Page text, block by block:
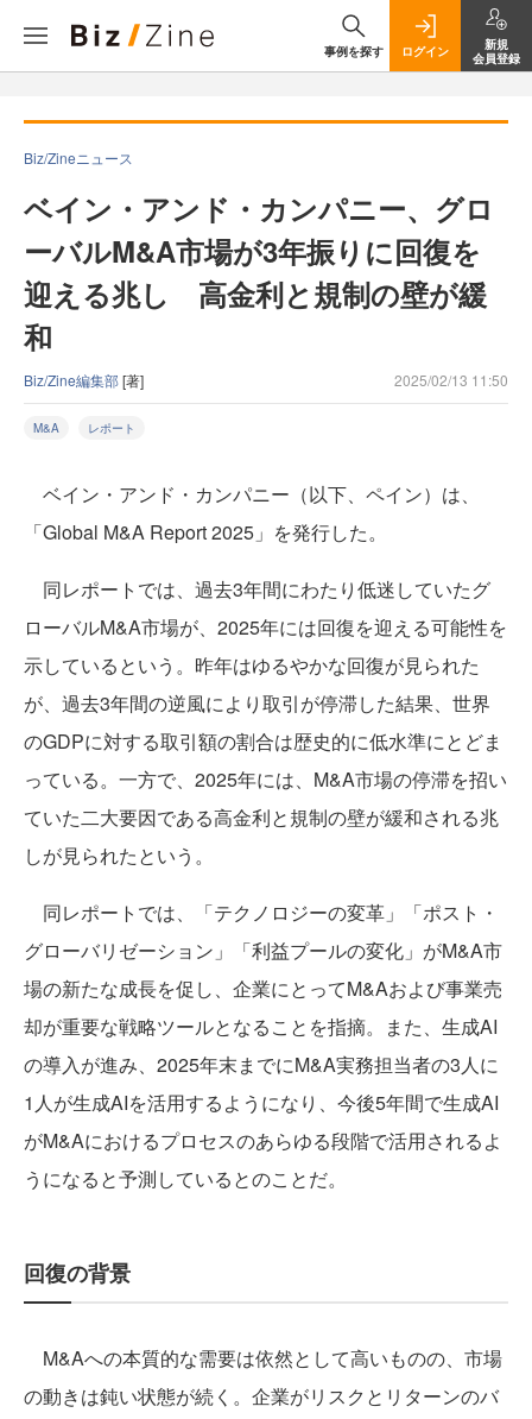
事例を探す ログイン
新規
会員登録
Biz/Zineニュース
ベイン・アンド・カンパニー、グロ
ーバルM&A市場が3年振りに回復を
迎える兆し 高金利と規制の壁が緩
和
Biz/Zine編集部[著] 2025/02/13 11:50
M&A レポート
ベイン・アンド・カンパニー（以下、ペイン）は、
「Global M&A Report 2025」を発行した。
同レポートでは、過去3年間にわたり低迷していたグ
ローバルM&A市場が、2025年には回復を迎える可能性を
示しているという。昨年はゆるやかな回復が見られた
が、過去3年間の逆風により取引が停滞した結果、世界
のGDPに対する取引額の割合は歴史的に低水準にとどま
っている。一方で、2025年には、M&A市場の停滞を招い
ていた二大要因である高金利と規制の壁が緩和される兆
しが見られたという。
同レポートでは、「テクノロジーの変革」「ポスト・
グローバリゼーション」「利益プールの変化」がM&A市
場の新たな成長を促し、企業にとってM&Aおよび事業売
却が重要な戦略ツールとなることを指摘。また、生成AI
の導入が進み、2025年末までにM&A実務担当者の3人に
1人が生成AIを活用するようになり、今後5年間で生成AI
がM&Aにおけるプロセスのあらゆる段階で活用されるよ
うになると予測しているとのことだ。
回復の背景
M&Aへの本質的な需要は依然として高いものの、市場
の動きは鈍い状態が続く。企業がリスクとリターンのバ